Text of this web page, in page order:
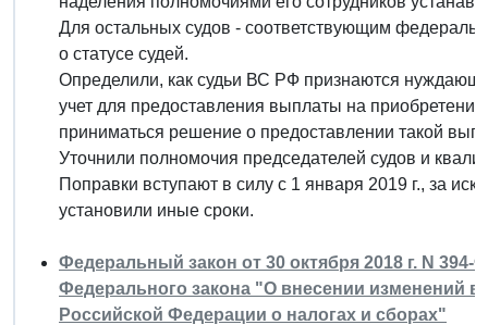
Для остальных судов - соответствующим
о статусе судей.
Определили, как судьи ВС РФ признаются
учет для предоставления выплаты на приобретение
приниматься решение о предоставлении такой
Уточнили полномочия председателей судов и
Поправки вступают в силу с 1 января 2019 г., за
установили иные сроки.
Федеральный закон от 30 октября 2018 г. N
Федерального закона "О внесении изменений
Российской Федерации о налогах и сборах"